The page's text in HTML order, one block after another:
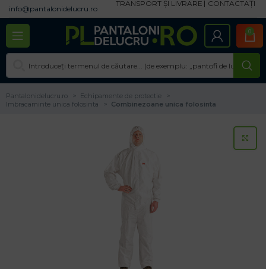
info@pantalonidelucru.ro
TRANSPORT ȘI LIVRARE CONTACTAȚI
0
Pantalonidelucru.ro
Echipamente de protectie
Imbracaminte unica folosinta
Combinezoane unica folosinta